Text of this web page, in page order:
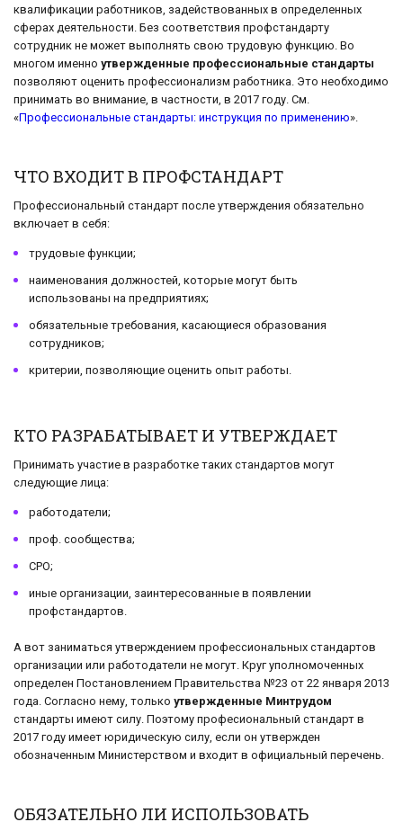
квалификации работников, задействованных в определенных
сферах деятельности. Без соответствия профстандарту
сотрудник не может выполнять свою трудовую функцию. Во
многом именно утвержденные профессиональные стандарты
позволяют оценить профессионализм работника. Это необходимо
принимать во внимание, в частности, в 2017 году. См.
«Профессиональные стандарты: инструкция по применению».
ЧТО ВХОДИТ В ПРОФСТАНДАРТ
Профессиональный стандарт после утверждения обязательно
включает в себя:
трудовые функции;
наименования должностей, которые могут быть
использованы на предприятиях;
обязательные требования, касающиеся образования
сотрудников;
критерии, позволяющие оценить опыт работы.
КТО РАЗРАБАТЫВАЕТ И УТВЕРЖДАЕТ
Принимать участие в разработке таких стандартов могут
следующие лица:
работодатели;
проф. сообщества;
СРО;
иные организации, заинтересованные в появлении
профстандартов.
А вот заниматься утверждением профессиональных стандартов
организации или работодатели не могут. Круг уполномоченных
определен Постановлением Правительства №23 от 22 января 2013
года. Согласно нему, только утвержденные Минтрудом
стандарты имеют силу. Поэтому професиональный стандарт в
2017 году имеет юридическую силу, если он утвержден
обозначенным Министерством и входит в официальный перечень.
ОБЯЗАТЕЛЬНО ЛИ ИСПОЛЬЗОВАТЬ